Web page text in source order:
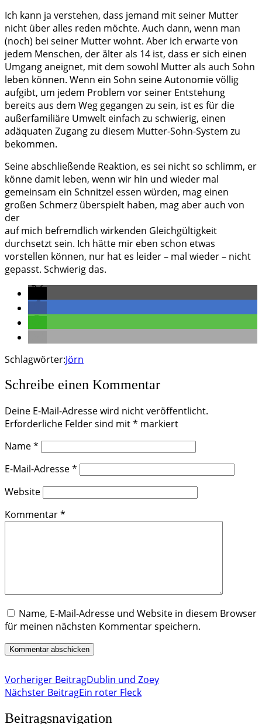
Ich kann ja verstehen, dass jemand mit seiner Mutter
nicht über alles reden möchte. Auch dann, wenn man
(noch) bei seiner Mutter wohnt. Aber ich erwarte von
jedem Menschen, der älter als 14 ist, dass er sich einen
Umgang aneignet, mit dem sowohl Mutter als auch Sohn
leben können. Wenn ein Sohn seine Autonomie völlig
aufgibt, um jedem Problem vor seiner Entstehung
bereits aus dem Weg gegangen zu sein, ist es für die
außerfamiliäre Umwelt einfach zu schwierig, einen
adäquaten Zugang zu diesem Mutter-Sohn-System zu
bekommen.
Seine abschließende Reaktion, es sei nicht so schlimm, er
könne damit leben, wenn wir hin und wieder mal
gemeinsam ein Schnitzel essen würden, mag einen
großen Schmerz überspielt haben, mag aber auch von
der
auf mich befremdlich wirkenden Gleichgültigkeit
durchsetzt sein. Ich hätte mir eben schon etwas
vorstellen können, nur hat es leider – mal wieder – nicht
gepasst. Schwierig das.
Schlagwörter:Jörn
Schreibe einen Kommentar
Deine E-Mail-Adresse wird nicht veröffentlicht.
Erforderliche Felder sind mit* markiert
Name*
E-Mail-Adresse*
Website
Kommentar*
Name, E-Mail-Adresse und Website in diesem Browser
für meinen nächsten Kommentar speichern.
Vorheriger BeitragDublin und Zoey
Nächster BeitragEin roter Fleck
Beitragsnavigation